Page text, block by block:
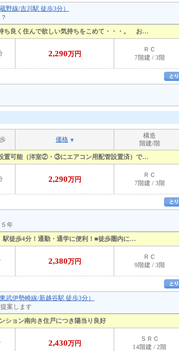
線/吉川駅 徒歩3分）
良く住んで欲しい気持ちをこめて・・・。 お…
2,290万円
ＲＣ
7階建 / 3階
価格
構造
階建/階
置可能（洋室②・③にエアコン用配管設置済）で…
2,290万円
ＲＣ
7階建 / 3階
年
駅徒歩4分！通勤・通学に便利！■徒歩圏内に…
2,380万円
ＲＣ
9階建 / 3階
伊勢崎線/新越谷駅 徒歩3分）
案します
ション南向き住戸につき陽当り良好
2,430万円
ＳＲＣ
14階建 / 2階